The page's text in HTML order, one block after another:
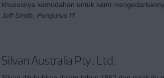
khususnya kemudahan untuk kami
Jeff Smith, Pengurus IT
Silvan Australia Pty. Ltd.